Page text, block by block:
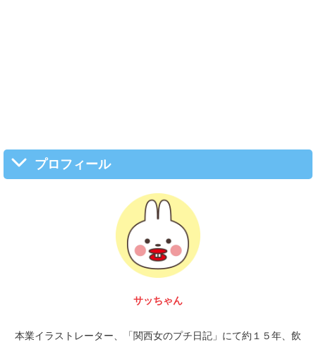
プロフィール
富 圭愛
本業イラストレーター、「関西女のプチ日記」にて約１５年、飲